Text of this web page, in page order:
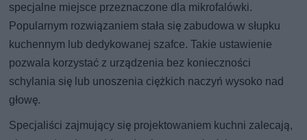
specjalne miejsce przeznaczone dla mikrofalówki.
Popularnym rozwiązaniem stała się zabudowa w słupku
kuchennym lub dedykowanej szafce. Takie ustawienie
pozwala korzystać z urządzenia bez konieczności
schylania się lub unoszenia ciężkich naczyń wysoko nad
głowę.
Specjaliści zajmujący się projektowaniem kuchni zalecają,